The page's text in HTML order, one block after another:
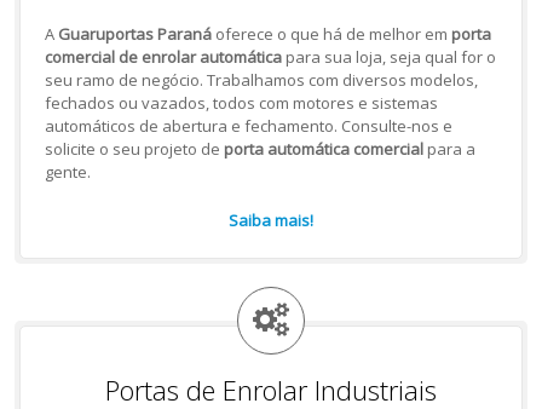
A Guaruportas Paranáoferece o que há de melhor em porta
comercial de enrolar automáticapara sua loja, seja qual for o
seu ramo de negócio. Trabalhamos com diversos modelos,
fechados ou vazados, todos com motores e sistemas
automáticos de abertura e fechamento. Consulte-nos e
solicite o seu projeto de porta automática comercialpara a
gente.
Saiba mais!
Portas de Enrolar Industriais